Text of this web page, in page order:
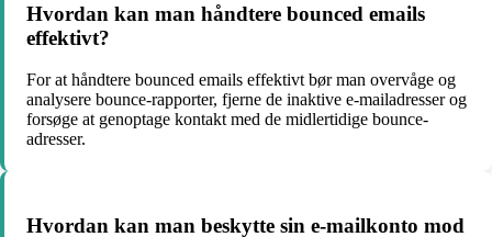
Hvordan kan man håndtere bounced emails
effektivt?
For at håndtere bounced emails effektivt bør man overvåge og
analysere bounce-rapporter, fjerne de inaktive e-mailadresser og
forsøge at genoptage kontakt med de midlertidige bounce-
adresser.
Hvordan kan man beskytte sin e-mailkonto mod